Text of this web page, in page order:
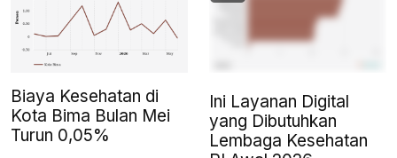
Biaya Kesehatan di
Kota Bima Bulan Mei
Turun 0,05%
Ini Layanan Digital
yang Dibutuhkan
Lembaga Kesehatan